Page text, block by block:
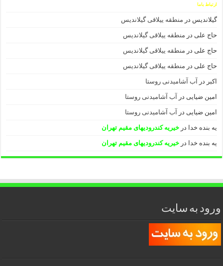
ارتباط باما
گیلاندیس در منطقه ییلاقی گیلاندیس
حاج علی در منطقه ییلاقی گیلاندیس
حاج علی در منطقه ییلاقی گیلاندیس
حاج علی در منطقه ییلاقی گیلاندیس
اکبر در آب آشامیدنی روستا
امین ضیایی در آب آشامیدنی روستا
امین ضیایی در آب آشامیدنی روستا
یه بنده خدا درخیریه کندرودیهای مقیم تهران
یه بنده خدا درخیریه کندرودیهای مقیم تهران
ورود به سایت